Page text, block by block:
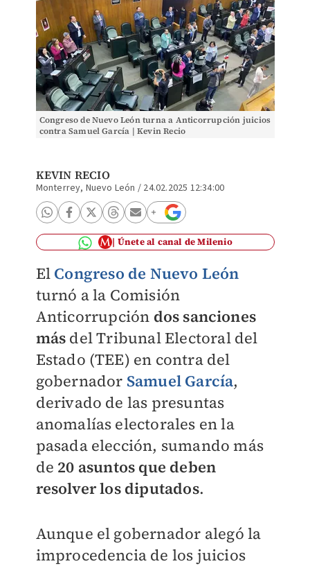
Congreso de Nuevo León turna a Anticorrupción juicios
contra Samuel García | Kevin Recio
KEVIN RECIO
Monterrey, Nuevo León / 24.02.2025 12:34:00
Únete al canal de Milenio
El Congreso de Nuevo León
turnó a la Comisión
Anticorrupción dos sanciones
más del Tribunal Electoral del
Estado (TEE) en contra del
gobernador Samuel García,
derivado de las presuntas
anomalías electorales en la
pasada elección, sumando más
de 20 asuntos que deben
resolver los diputados.
Aunque el gobernador alegó la
improcedencia de los juicios